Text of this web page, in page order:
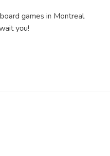
games in Montreal.
you!